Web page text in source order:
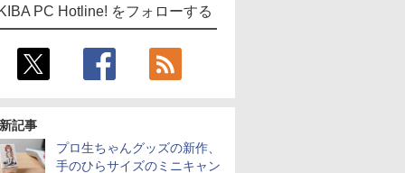
PC Hotline! をフォローする
記事
プロ生ちゃんグッズの新作、
手のひらサイズのミニキャン